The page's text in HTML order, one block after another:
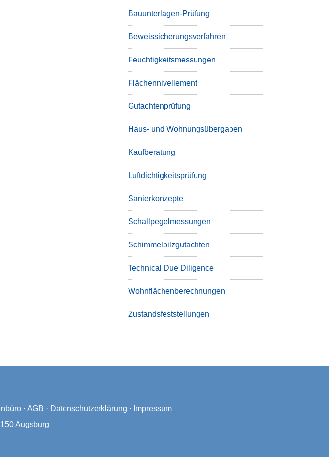
Bauunterlagen-Prüfung
Beweissicherungsverfahren
Feuchtigkeitsmessungen
Flächennivellement
Gutachtenprüfung
Haus- und Wohnungsübergaben
Kaufberatung
Luftdichtigkeitsprüfung
Sanierkonzepte
Schallpegelmessungen
Schimmelpilzgutachten
Technical Due Diligence
Wohnflächenberechnungen
Zustandsfeststellungen
· AGB · Datenschutzerklärung · Impressum
Augsburg